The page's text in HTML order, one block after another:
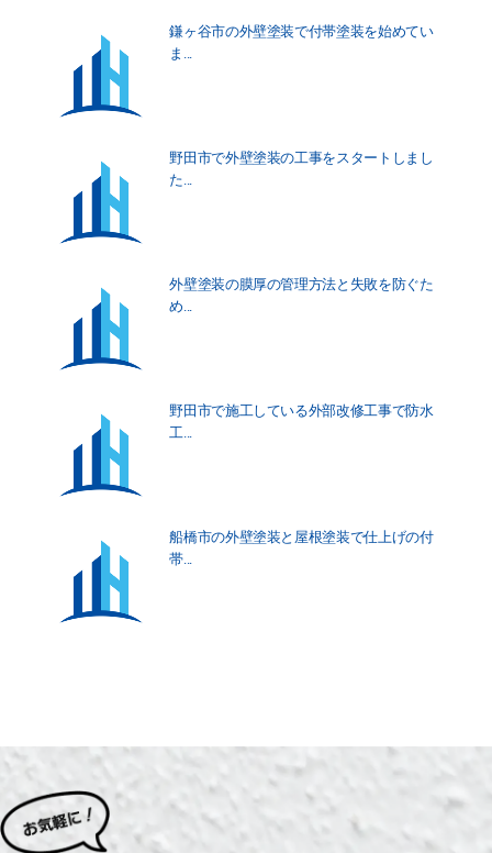
鎌ヶ谷市の外壁塗装で付帯塗装を始めてい
ま...
野田市で外壁塗装の工事をスタートしまし
た...
外壁塗装の膜厚の管理方法と失敗を防ぐた
め...
野田市で施工している外部改修工事で防水
工...
船橋市の外壁塗装と屋根塗装で仕上げの付
帯...